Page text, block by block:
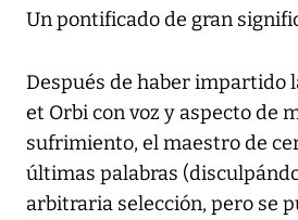
Un pontificado de gran
Después de haber impartido
et Orbi con voz y aspecto de
sufrimiento, el maestro de
últimas palabras
arbitraria selección, pero se